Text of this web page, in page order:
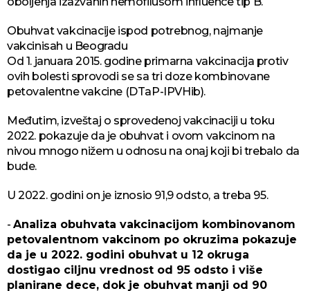
Obuhvat vakcinacije ispod potrebnog, najmanje
vakcinisah u Beogradu
Od 1. januara 2015. godine primarna vakcinacija protiv
ovih bolesti sprovodi se sa tri doze kombinovane
petovalentne vakcine (DTaP-IPVHib).
Međutim, izveštaj o sprovedenoj vakcinaciji u toku
2022. pokazuje da je obuhvat i ovom vakcinom na
nivou mnogo nižem u odnosu na onaj koji bi trebalo da
bude.
U 2022. godini on je iznosio 91,9 odsto, a treba 95.
-Analiza obuhvata vakcinacijom kombinovanom
petovalentnom vakcinom po okruzima pokazuje
da je u 2022. godini obuhvat u 12 okruga
dostigao ciljnu vrednost od 95 odsto i više
planirane dece, dok je obuhvat manji od 90